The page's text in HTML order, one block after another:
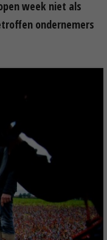
week niet als
ondernemers